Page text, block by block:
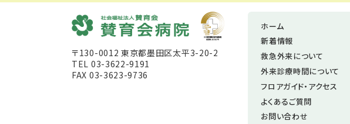
〒130-0012 東京都墨田区太平3-20-2
TEL 03-3622-9191
FAX 03-3623-9736
ホーム
新着情報
救急外来について
外来診療時間について
フロアガイド・アクセス
よくあるご質問
お問い合わせ